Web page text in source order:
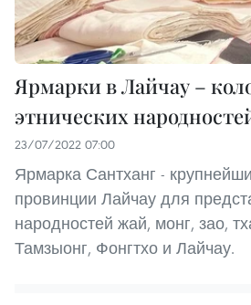
Ярмарки в Лайчау –
этнических
23/07/2022 07:00
Ярмарка Сантханг -
провинции Лайчау для
народностей жай, монг, зао,
Тамзыонг, Фонгтхо и Лайчау.